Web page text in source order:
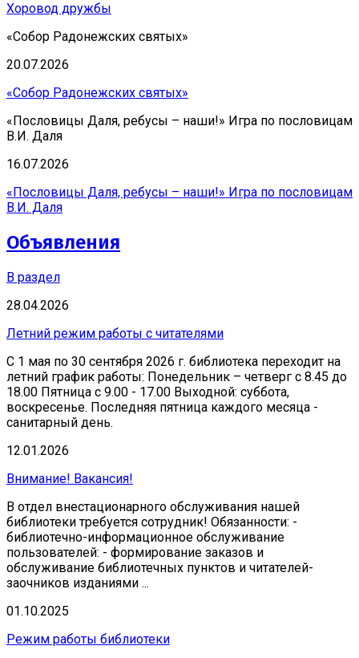
Хоровод дружбы
«Собор Радонежских святых»
20.07.2026
«Собор Радонежских святых»
«Пословицы Даля, ребусы – наши!» Игра по пословицам
В.И. Даля
16.07.2026
«Пословицы Даля, ребусы – наши!» Игра по пословицам
В.И. Даля
Объявления
В раздел
28.04.2026
Летний режим работы с читателями
С 1 мая по 30 сентября 2026 г. библиотека переходит на
летний график работы: Понедельник – четверг с 8.45 до
18.00 Пятница с 9.00 - 17.00 Выходной: суббота,
воскресенье. Последняя пятница каждого месяца -
санитарный день.
12.01.2026
Внимание! Вакансия!
В отдел внестационарного обслуживания нашей
библиотеки требуется сотрудник! Обязанности: -
библиотечно-информационное обслуживание
пользователей: - формирование заказов и
обслуживание библиотечных пунктов и читателей-
заочников изданиями ...
01.10.2025
Режим работы библиотеки